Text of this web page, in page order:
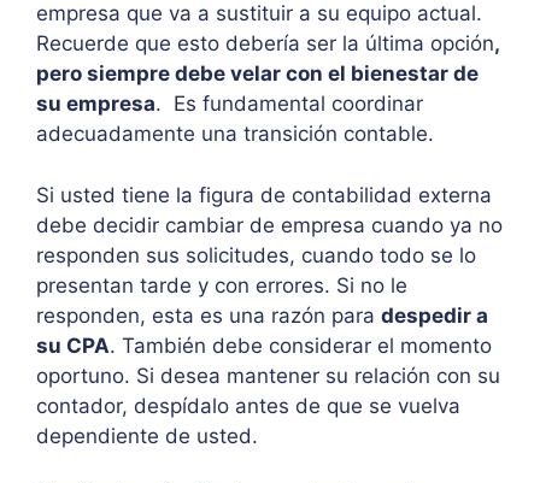
empresa que va a sustituir a su equipo actual.
Recuerde que esto debería ser la última opción,
pero siempre debe velar con el bienestar de
su empresa. Es fundamental coordinar
adecuadamente una transición contable.
Si usted tiene la figura de contabilidad externa
debe decidir cambiar de empresa cuando ya no
responden sus solicitudes, cuando todo se lo
presentan tarde y con errores. Si no le
responden, esta es una razón para despedir a
su CPA. También debe considerar el momento
oportuno. Si desea mantener su relación con su
contador, despídalo antes de que se vuelva
dependiente de usted.